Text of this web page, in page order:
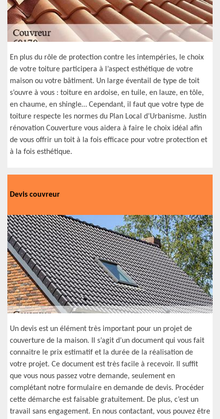
En plus du rôle de protection contre les intempéries, le choix
de votre toiture participera à l’aspect esthétique de votre
maison ou votre bâtiment. Un large éventail de type de toit
s’ouvre à vous : toiture en ardoise, en tuile, en lauze, en tôle,
en chaume, en shingle… Cependant, il faut que votre type de
toiture respecte les normes du Plan Local d’Urbanisme. Justin
rénovation Couverture vous aidera à faire le choix idéal afin
de vous offrir un toit à la fois efficace pour votre protection et
à la fois esthétique.
Devis couvreur
Un devis est un élément très important pour un projet de
couverture de la maison. Il s’agit d’un document qui vous fait
connaitre le prix estimatif et la durée de la réalisation de
votre projet. Ce document est très facile à recevoir. Il suffit
que vous nous passez votre demande, seulement en
complétant notre formulaire en demande de devis. Procéder
cette démarche est faisable gratuitement. De plus, c’est un
travail sans engagement. En nous contactant, vous pouvez être